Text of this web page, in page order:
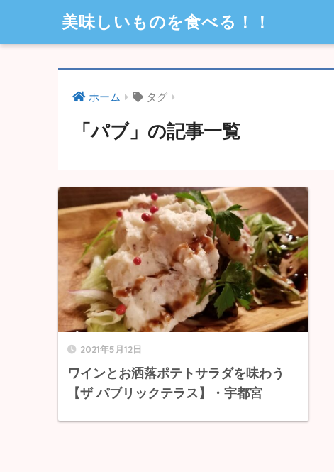
美味しいものを食べる！！
ホーム タグ
「パブ」の記事一覧
2021年5月12日
ワインとお洒落ポテトサラダを味わう
【ザ パブリックテラス】・宇都宮